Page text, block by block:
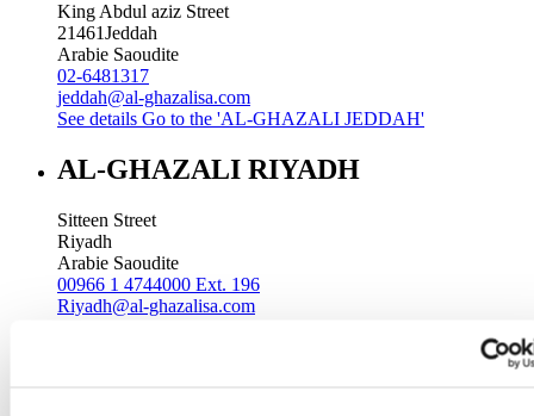
King Abdul aziz Street
21461Jeddah
Arabie Saoudite
02-6481317
jeddah@al-ghazalisa.com
See details Go to the 'AL-GHAZALI JEDDAH'
AL-GHAZALI RIYADH
Sitteen Street
Riyadh
Arabie Saoudite
00966 1 4744000 Ext. 196
Riyadh@al-ghazalisa.com